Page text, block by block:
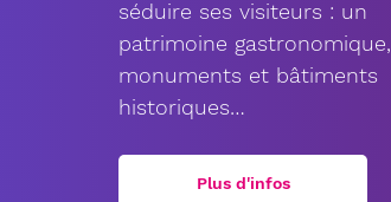
séduire ses visiteurs : un
patrimoine gastronomique,
monuments et bâtiments
historiques…
Plus d'infos